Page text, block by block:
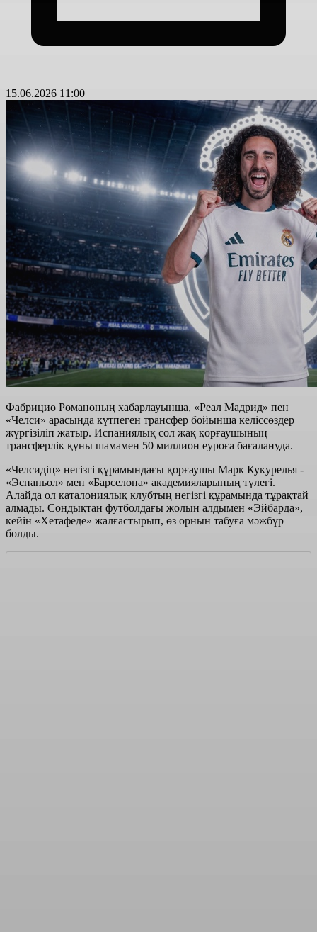
15.06.2026 11:00
Фабрицио Романоның хабарлауынша, «Реал Мадрид» пен
«Челси» арасында күтпеген трансфер бойынша келіссөздер
жүргізіліп жатыр. Испаниялық сол жақ қорғаушының
трансферлік құны шамамен 50 миллион еуроға бағалануда.
«Челсидің» негізгі құрамындағы қорғаушы Марк Кукурелья -
«Эспаньол» мен «Барселона» академияларының түлегі.
Алайда ол каталониялық клубтың негізгі құрамында тұрақтай
алмады. Сондықтан футболдағы жолын алдымен «Эйбарда»,
кейін «Хетафеде» жалғастырып, өз орнын табуға мәжбүр
болды.